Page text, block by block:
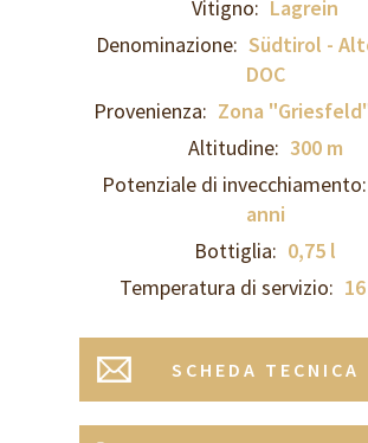
Vitigno: Lagrein
Denominazione: Südtirol -
DOC
Provenienza: Zona
Altitudine: 300 m
Potenziale di invecchiamento:
anni
Bottiglia: 0,75 l
Temperatura di servizio:
SCHEDA TECNICA